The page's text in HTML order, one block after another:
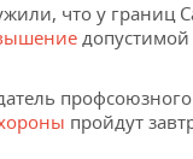
что у границ
пройдут